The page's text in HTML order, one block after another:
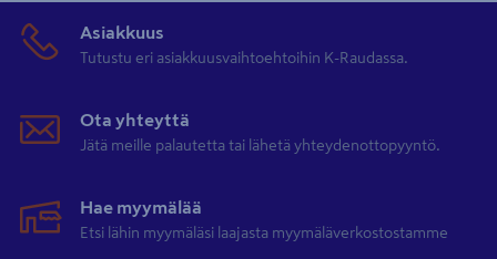
Asiakkuus
Tutustu eri asiakkuusvaihtoehtoihin K-Raudassa.
Ota yhteyttä
Jätä meille palautetta tai lähetä yhteydenottopyyntö.
Hae myymälää
Etsi lähin myymäläsi laajasta myymäläverkostostamme